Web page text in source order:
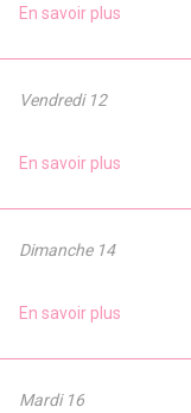
En savoir plus
Vendredi 12
En savoir plus
Dimanche 14
En savoir plus
Mardi 16